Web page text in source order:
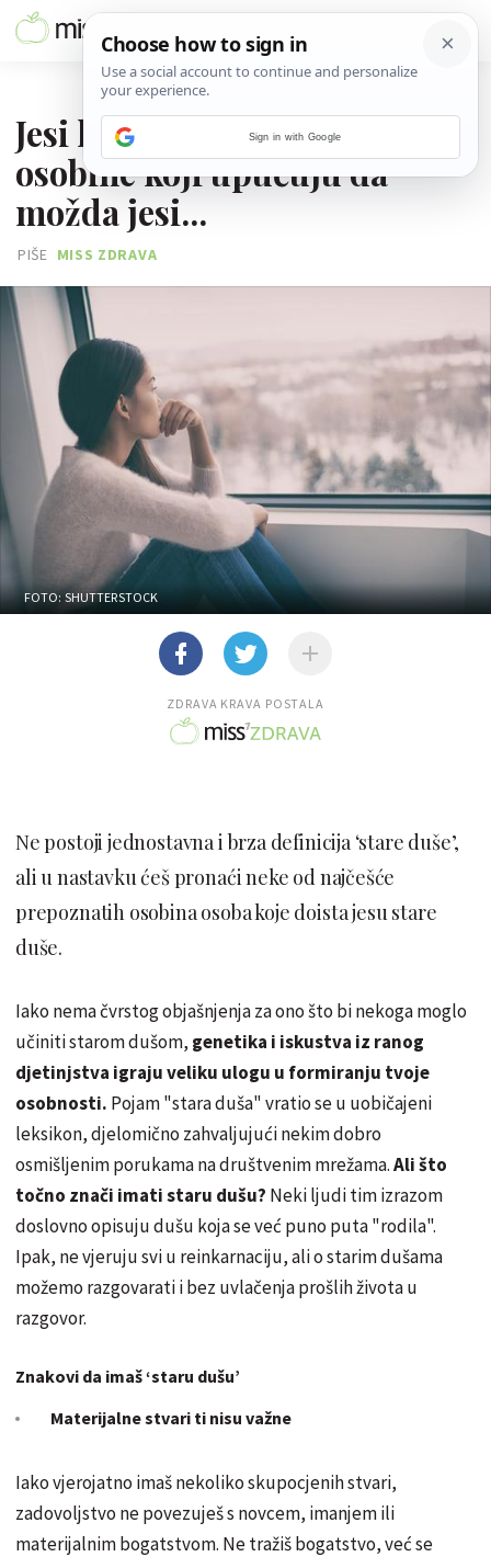
Jesi li 'stara duša'? Znakovi i
osobine koji upućuju da
možda jesi...
PIŠE MISS ZDRAVA
FOTO: SHUTTERSTOCK
ZDRAVA KRAVA POSTALA
Ne postoji jednostavna i brza definicija ‘stare duše’,
ali u nastavku ćeš pronaći neke od najčešće
prepoznatih osobina osoba koje doista jesu stare
duše.
Iako nema čvrstog objašnjenja za ono što bi nekoga moglo
učiniti starom dušom, genetika i iskustva iz ranog
djetinjstva igraju veliku ulogu u formiranju tvoje
osobnosti. Pojam "stara duša" vratio se u uobičajeni
leksikon, djelomično zahvaljujući nekim dobro
osmišljenim porukama na društvenim mrežama.Ali što
točno znači imati staru dušu? Neki ljudi tim izrazom
doslovno opisuju dušu koja se već puno puta "rodila".
Ipak, ne vjeruju svi u reinkarnaciju, ali o starim dušama
možemo razgovarati i bez uvlačenja prošlih života u
razgovor.
Znakovi da imaš ‘staru dušu’
Materijalne stvari ti nisu važne
Iako vjerojatno imaš nekoliko skupocjenih stvari,
zadovoljstvo ne povezuješ s novcem, imanjem ili
materijalnim bogatstvom. Ne tražiš bogatstvo, već se
Sign in with Google